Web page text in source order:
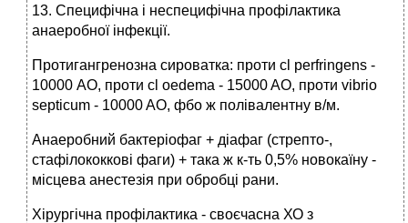
13. Специфічна і неспецифічна профілактика
анаеробної інфекції.
Протигангренозна сироватка: проти cl perfringens -
10000 АО, проти cl oedema - 15000 AO, проти vibrio
septicum - 10000 AO, фбо ж полівалентну в/м.
Анаеробний бактеріофаг + діафаг (стрепто-,
стафілококкові фаги) + така ж к-ть 0,5% новокаїну -
місцева анестезія при обробці рани.
Хірургічна профілактика - своєчасна ХО з